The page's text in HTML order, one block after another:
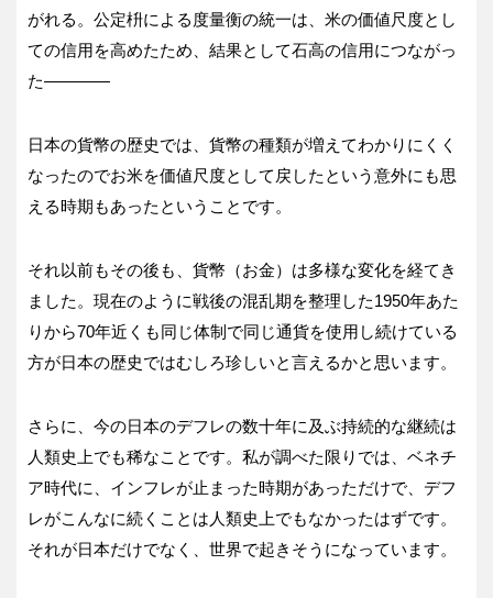
がれる。公定枡による度量衡の統一は、米の価値尺度とし
ての信用を高めたため、結果として石高の信用につながっ
た————
日本の貨幣の歴史では、貨幣の種類が増えてわかりにくく
なったのでお米を価値尺度として戻したという意外にも思
える時期もあったということです。
それ以前もその後も、貨幣（お金）は多様な変化を経てき
ました。現在のように戦後の混乱期を整理した1950年あた
りから70年近くも同じ体制で同じ通貨を使用し続けている
方が日本の歴史ではむしろ珍しいと言えるかと思います。
さらに、今の日本のデフレの数十年に及ぶ持続的な継続は
人類史上でも稀なことです。私が調べた限りでは、ベネチ
ア時代に、インフレが止まった時期があっただけで、デフ
レがこんなに続くことは人類史上でもなかったはずです。
それが日本だけでなく、世界で起きそうになっています。